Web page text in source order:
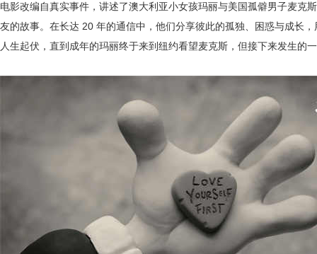
电影改编自真实事件，讲述了澳大利亚小女孩玛丽与美国孤僻男子麦克
友的故事。在长达 20 年的通信中，他们分享彼此的孤独、困惑与成长
人生起伏，直到成年的玛丽终于来到纽约看望麦克斯 ，但接下来发生的